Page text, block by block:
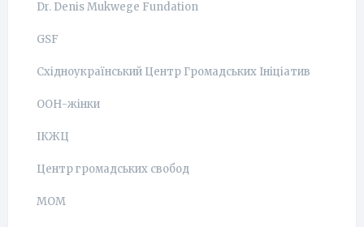
Dr. Denis Mukwege Fundation
GSF
Східноукраїнський Центр Громадських Ініціатив
ООН-жінки
ІКЖЦ
Центр громадських свобод
МОМ